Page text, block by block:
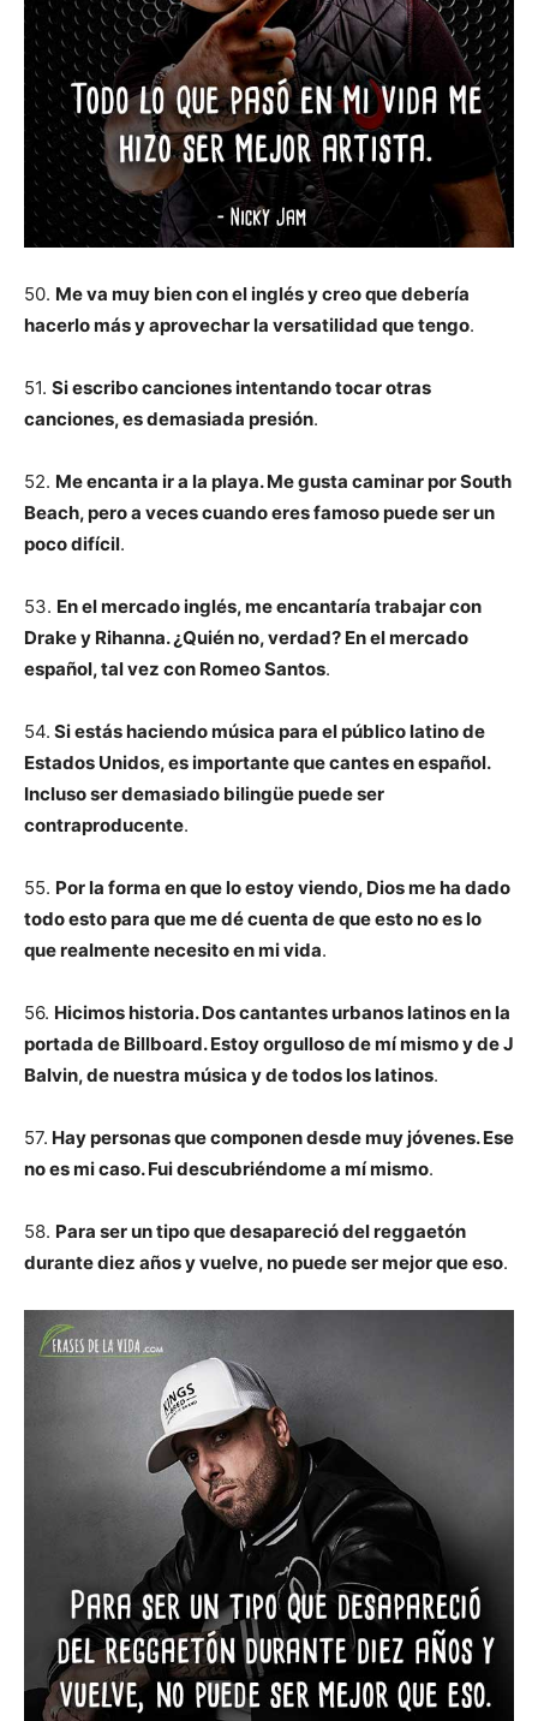
50. Me va muy bien con el inglés y creo que debería
hacerlo más y aprovechar la versatilidad que tengo.
51. Si escribo canciones intentando tocar otras
canciones, es demasiada presión.
52. Me encanta ir a la playa. Me gusta caminar por South
Beach, pero a veces cuando eres famoso puede ser un
poco difícil.
53. En el mercado inglés, me encantaría trabajar con
Drake y Rihanna. ¿Quién no, verdad? En el mercado
español, tal vez con Romeo Santos.
54. Si estás haciendo música para el público latino de
Estados Unidos, es importante que cantes en español.
Incluso ser demasiado bilingüe puede ser
contraproducente.
55. Por la forma en que lo estoy viendo, Dios me ha dado
todo esto para que me dé cuenta de que esto no es lo
que realmente necesito en mi vida.
56. Hicimos historia. Dos cantantes urbanos latinos en la
portada de Billboard. Estoy orgulloso de mí mismo y de J
Balvin, de nuestra música y de todos los latinos.
57. Hay personas que componen desde muy jóvenes. Ese
no es mi caso. Fui descubriéndome a mí mismo.
58. Para ser un tipo que desapareció del reggaetón
durante diez años y vuelve, no puede ser mejor que eso.